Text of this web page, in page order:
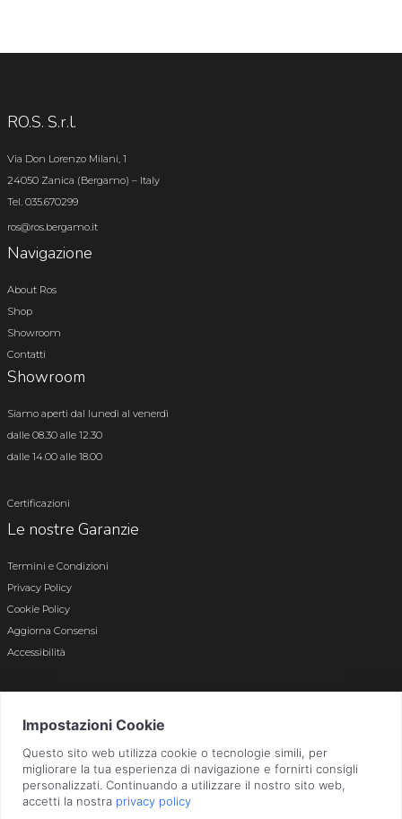
RO.S. S.r.l.
Via Don Lorenzo Milani, 1
24050 Zanica (Bergamo) – Italy
Tel. 035.670299
ros@ros.bergamo.it
Navigazione
About Ros
Shop
Showroom
Contatti
Showroom
Siamo aperti dal lunedì al venerdì
dalle 08.30 alle 12.30
dalle 14.00 alle 18.00
Certificazioni
Le nostre Garanzie
Termini e Condizioni
Privacy Policy
Cookie Policy
Aggiorna Consensi
Accessibilità
Bergamo n. 01496180165 · Capitale Sociale i.v. € 800.000,00